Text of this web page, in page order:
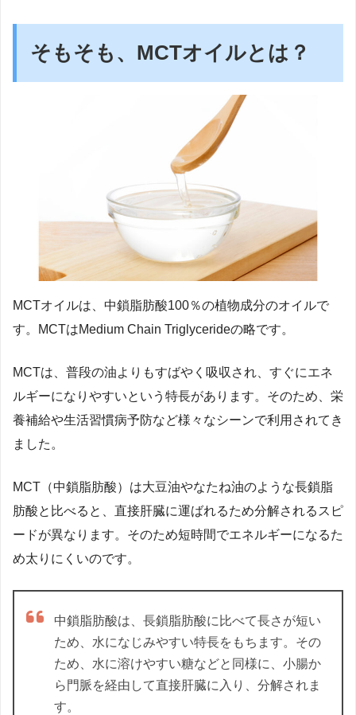
そもそも、MCTオイルとは？
MCTオイルは、中鎖脂肪酸100％の植物成分のオイルで
す。MCTはMedium Chain Triglycerideの略です。
MCTは、普段の油よりもすばやく吸収され、すぐにエネ
ルギーになりやすいという特長があります。そのため、栄
養補給や生活習慣病予防など様々なシーンで利用されてき
ました。
MCT（中鎖脂肪酸）は大豆油やなたね油のような長鎖脂
肪酸と比べると、直接肝臓に運ばれるため分解されるスピ
ードが異なります。そのため短時間でエネルギーになるた
め太りにくいのです。
中鎖脂肪酸は、長鎖脂肪酸に比べて長さが短い
ため、水になじみやすい特長をもちます。その
ため、水に溶けやすい糖などと同様に、小腸か
ら門脈を経由して直接肝臓に入り、分解されま
す。